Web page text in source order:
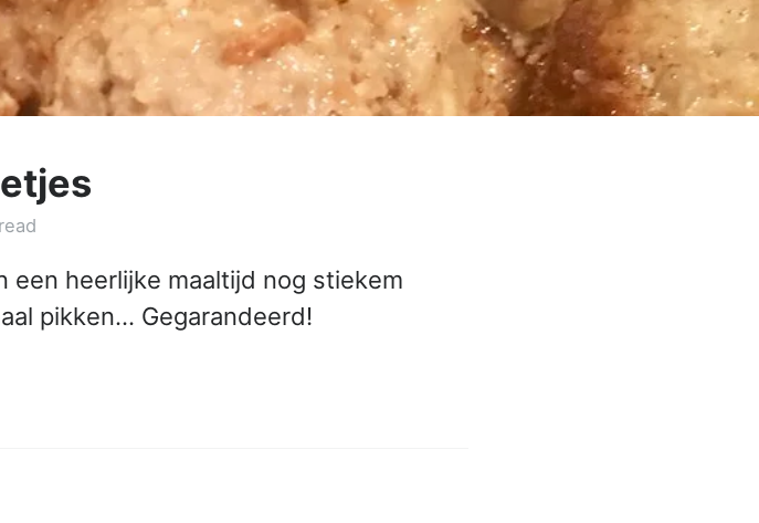
een heerlijke maaltijd nog stiekem
pikken… Gegarandeerd!